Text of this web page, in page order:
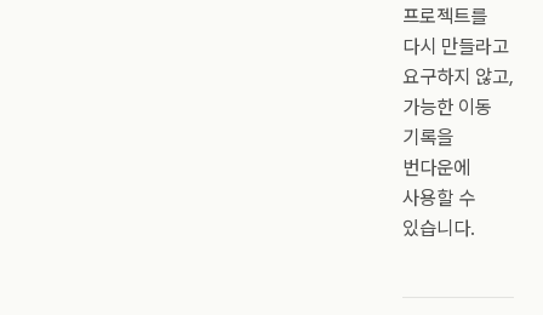
프로젝트를
다시 만들라고
요구하지 않고,
가능한 이동
기록을
번다운에
사용할 수
있습니다.